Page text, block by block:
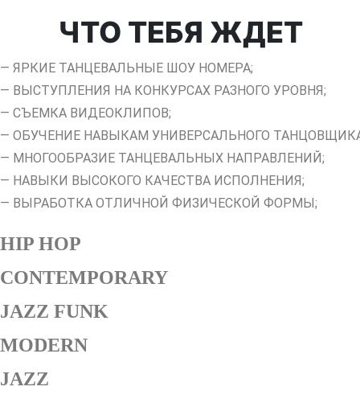
ЧТО ТЕБЯ ЖДЕТ
— ЯРКИЕ ТАНЦЕВАЛЬНЫЕ ШОУ НОМЕРА;
— ВЫСТУПЛЕНИЯ НА КОНКУРСАХ РАЗНОГО УРОВНЯ;
— СЪЕМКА ВИДЕОКЛИПОВ;
— ОБУЧЕНИЕ НАВЫКАМ УНИВЕРСАЛЬНОГО
— МНОГООБРАЗИЕ ТАНЦЕВАЛЬНЫХ НАПРАВЛЕНИЙ;
— НАВЫКИ ВЫСОКОГО КАЧЕСТВА ИСПОЛНЕНИЯ;
— ВЫРАБОТКА ОТЛИЧНОЙ ФИЗИЧЕСКОЙ ФОРМЫ;
HIP HOP
CONTEMPORARY
JAZZ FUNK
MODERN
JAZZ